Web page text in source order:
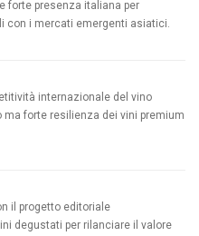
forte presenza italiana per
con i mercati emergenti asiatici.
internazionale del vino
forte resilienza dei vini premium
il progetto editoriale
degustati per rilanciare il valore